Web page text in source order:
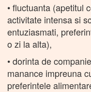
• fluctuanta (apetitul
activitate intensa si
entuziasmati,
o zi la alta),
• dorinta de
manance impreuna
preferintele